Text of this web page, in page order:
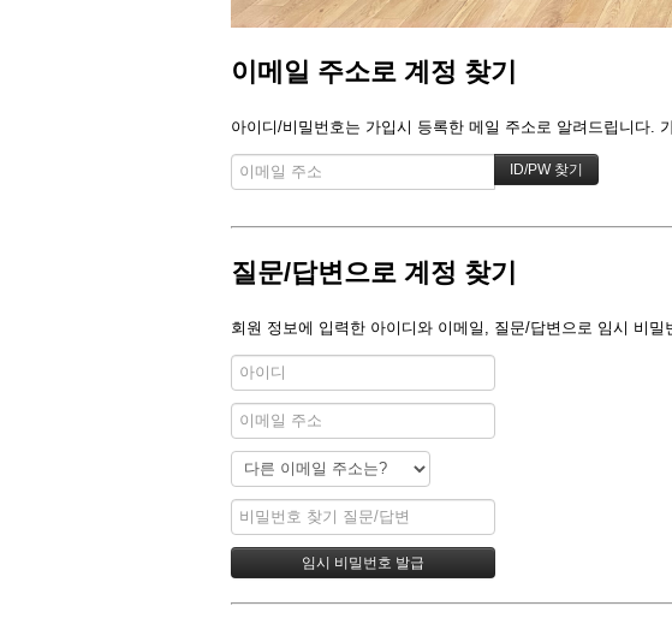
이메일 주소로 계정 찾기
아이디/비밀번호는 가입시 등록한 메일 주소로 알려드립니다.
질문/답변으로 계정 찾기
회원 정보에 입력한 아이디와 이메일, 질문/답변으로 임시 비